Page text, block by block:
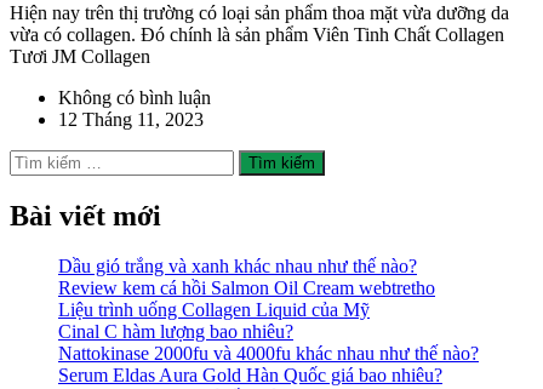
Hiện nay trên thị trường có loại sản phẩm thoa mặt vừa dưỡng da
vừa có collagen. Đó chính là sản phẩm Viên Tinh Chất Collagen
Tươi JM Collagen
Không có bình luận
12 Tháng 11, 2023
Tìm
kiếm
cho:
Bài viết mới
Dầu gió trắng và xanh khác nhau như thế nào?
Review kem cá hồi Salmon Oil Cream webtretho
Liệu trình uống Collagen Liquid của Mỹ
Cinal C hàm lượng bao nhiêu?
Nattokinase 2000fu và 4000fu khác nhau như thế nào?
Serum Eldas Aura Gold Hàn Quốc giá bao nhiêu?